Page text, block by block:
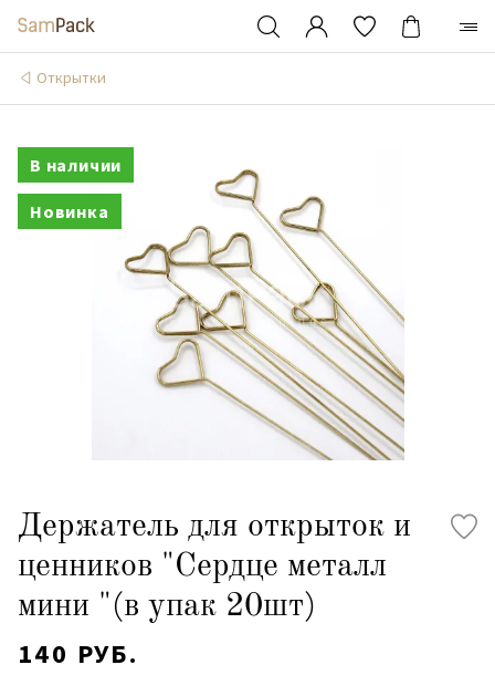
Открытки
В наличии
Новинка
Держатель для открыток и
ценников "Сердце металл
мини "(в упак 20шт)
140 РУБ.